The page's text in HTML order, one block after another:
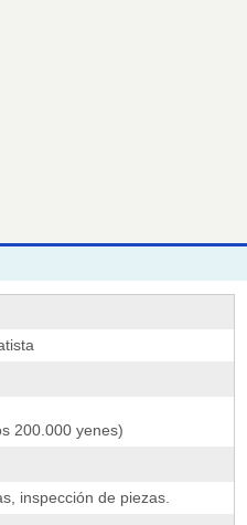
200.000 yenes)
inspección de piezas.